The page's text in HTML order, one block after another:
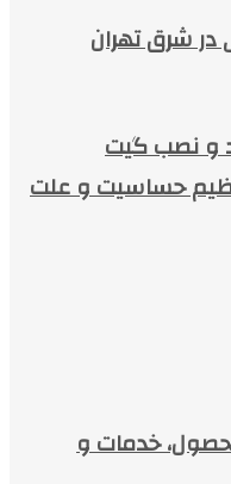
شرق تهران
و نصب گیت
حساسیت و علت
خدمات و